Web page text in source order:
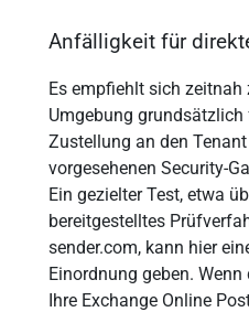
Anfälligkeit für
Es empfiehlt sich zeitnah
Umgebung grundsätzlich
Zustellung an den
vorgesehenen Security-
Ein gezielter Test, etwa
bereitgestelltes
sender.com, kann hier
Einordnung geben.
Ihre Exchange Online